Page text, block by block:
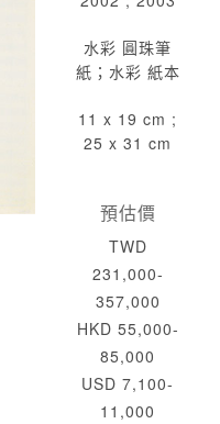
水彩 圓珠筆
紙；水彩 紙本
11 x 19 cm ;
25 x 31 cm
預估價
TWD
231,000-
357,000
HKD 55,000-
85,000
USD 7,100-
11,000